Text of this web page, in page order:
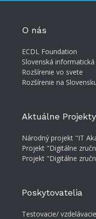
O nás
ECDL Foundation
Slovenská
Rozšírenie vo svete
Rozšírenie na
Aktuálne Projekty
Národný projekt "IT
Projekt "Digitálne
Projekt "Digitálne
Poskytovatelia
Testovacie/